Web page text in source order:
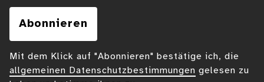
Mit dem Klick auf "Abonnieren" bestätige ich, die
allgemeinen Datenschutzbestimmungen gelesen zu
Abonnieren